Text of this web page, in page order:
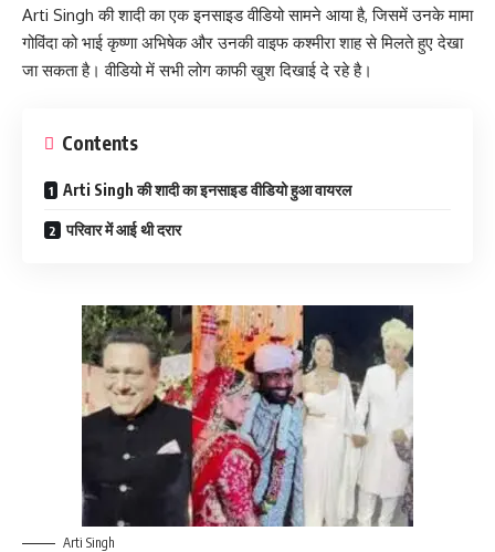
Arti Singh की शादी का एक इनसाइड वीडियो सामने आया है, जिसमें उनके मामा
गोविंदा को भाई कृष्णा अभिषेक और उनकी वाइफ कश्मीरा शाह से मिलते हुए देखा
जा सकता है। वीडियो में सभी लोग काफी खुश दिखाई दे रहे है।
Contents
Arti Singh की शादी का इनसाइड वीडियो हुआ वायरल
परिवार में आई थी दरार
Arti Singh